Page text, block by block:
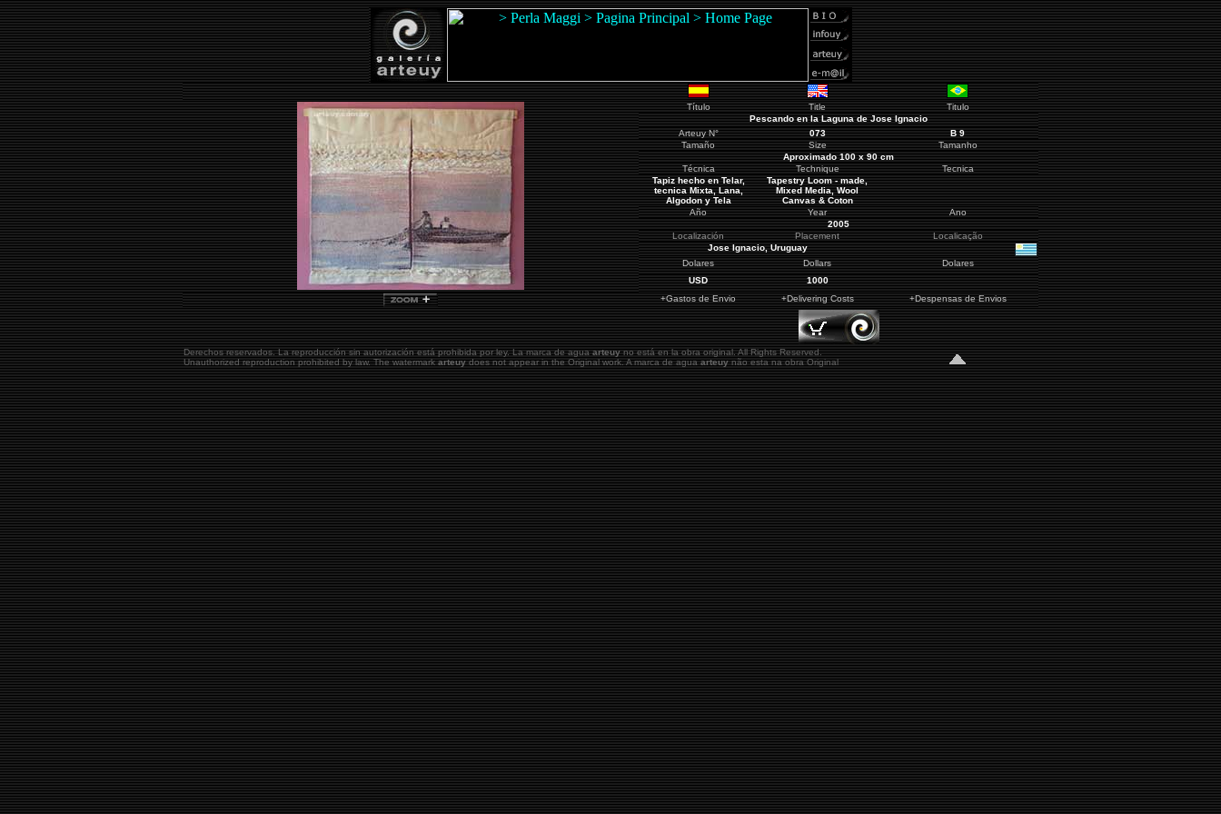
Título Title
Titulo
Pescando en la Laguna de Jose Ignacio
ArteuyN° 073 B9
Tamaño
Size
Tamanho
Aproximado 100 x 90 cm
Técnica
Technique
Tecnica
Tapiz hecho en Telar,
tecnica Mixta, Lana,
Algodon y Tela
Tapestry Loom - made,
Mixed Media, Wool
Canvas & Coton
Año
Year
Ano
2005
Localización
Placement
Localicação
Jose Ignacio, Uruguay
Dolares
Dollars
Dolares
USD
1000
+Gastos de Envio
+Delivering Costs +Despensas de Envios
Derechos reservados. La reproducción sin autorización está prohibida por ley. La marca de aguaarteuyno está en la obra original.All Rights Reserved.
Unauthorized reproduction prohibited by law. The watermarkarteuydoes not appear in the Original work. A marca de aguaarteuynão esta na obra Original